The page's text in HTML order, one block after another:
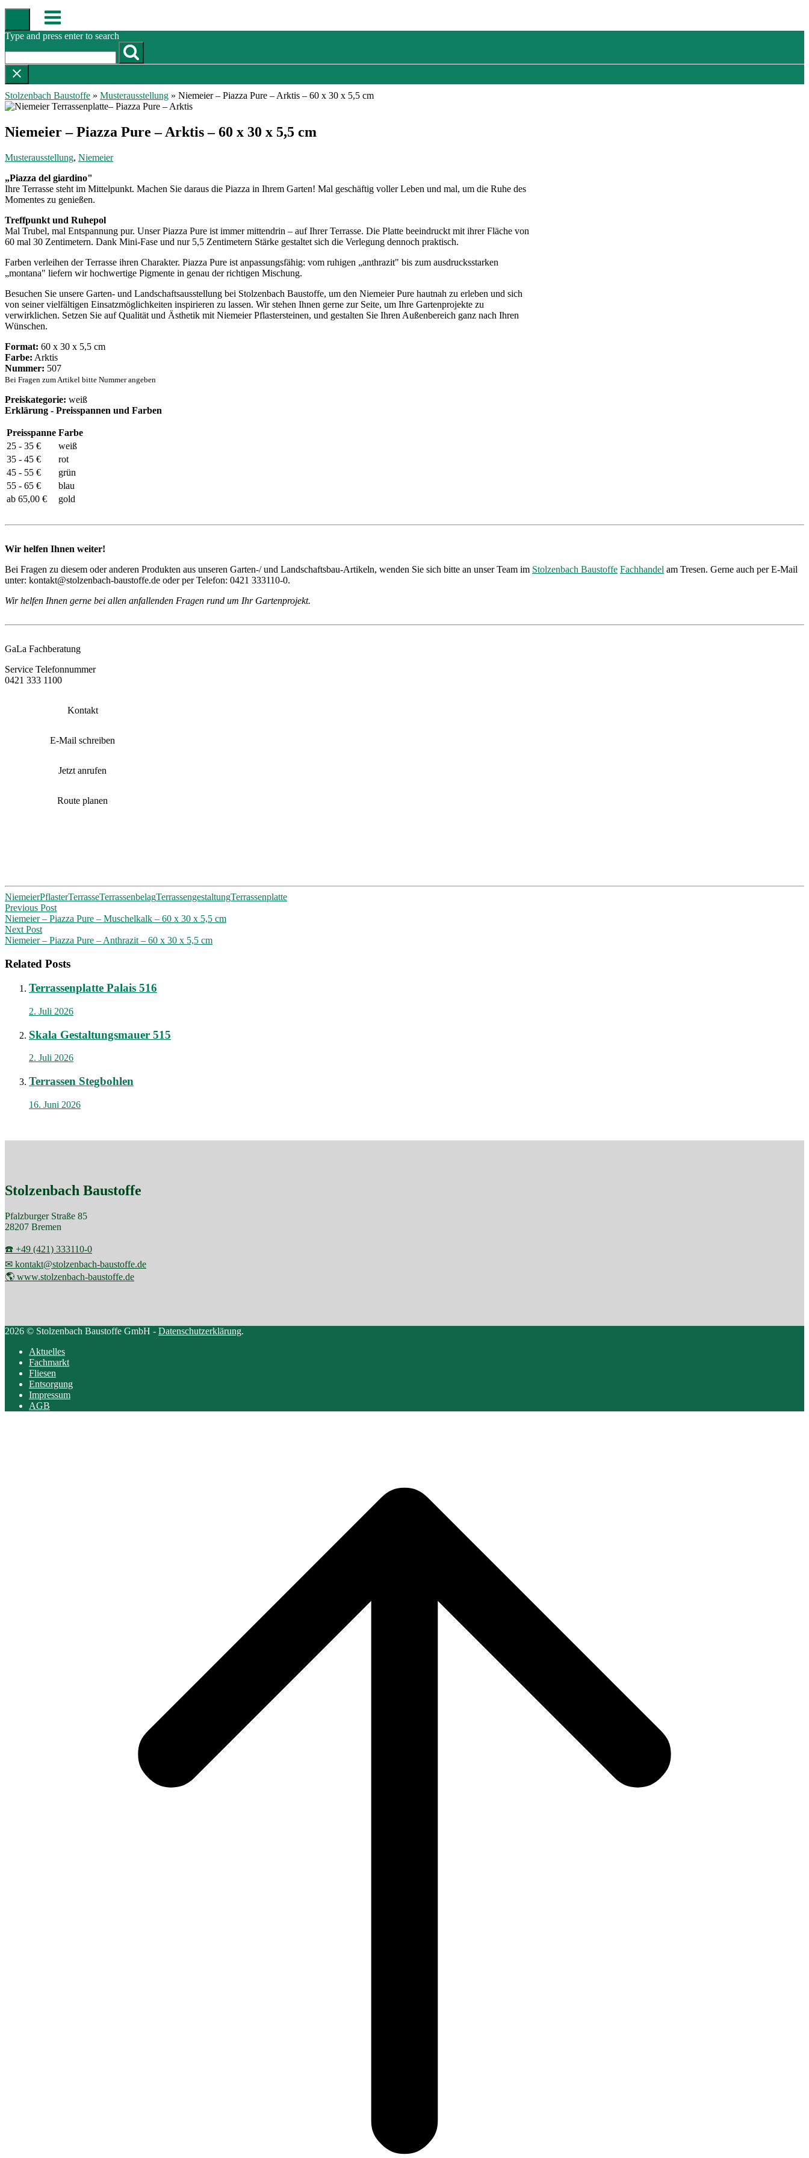
Skip
content
Menu
Type and press enter to search
Stolzenbach Baustoffe » Musterausstellung » Niemeier – Piazza Pure – Arktis – 60 x 30 x 5,5 cm
Niemeier – Piazza Pure – Arktis – 60 x 30 x 5,5 cm
Musterausstellung, Niemeier
„Piazza del giardino"
Ihre Terrasse steht im Mittelpunkt. Machen Sie daraus die Piazza in Ihrem Garten! Mal geschäftig voller Leben und mal, um die Ruhe des
Momentes zu genießen.
Treffpunkt und Ruhepol
Mal Trubel, mal Entspannung pur. Unser Piazza Pure ist immer mittendrin – auf Ihrer Terrasse. Die Platte beeindruckt mit ihrer Fläche von
60 mal 30 Zentimetern. Dank Mini-Fase und nur 5,5 Zentimetern Stärke gestaltet sich die Verlegung dennoch praktisch.
Farben verleihen der Terrasse ihren Charakter. Piazza Pure ist anpassungsfähig: vom ruhigen „anthrazit" bis zum ausdrucksstarken
„montana" liefern wir hochwertige Pigmente in genau der richtigen Mischung.
Besuchen Sie unsere Garten- und Landschaftsausstellung bei Stolzenbach Baustoffe, um den Niemeier Pure hautnah zu erleben und sich
von seiner vielfältigen Einsatzmöglichkeiten inspirieren zu lassen. Wir stehen Ihnen gerne zur Seite, um Ihre Gartenprojekte zu
verwirklichen. Setzen Sie auf Qualität und Ästhetik mit Niemeier Pflastersteinen, und gestalten Sie Ihren Außenbereich ganz nach Ihren
Wünschen.
Format: 60 x 30 x 5,5 cm
Farbe: Arktis
Nummer: 507
Bei Fragen zum Artikel bitte Nummer angeben
Preiskategorie: weiß
Erklärung - Preisspannen und Farben
Preisspanne Farbe
25 - 35 €
weiß
35 - 45 €
rot
45 - 55 €
grün
55 - 65 €
blau
ab 65,00 €
gold
Wir helfen Ihnen weiter!
Bei Fragen zu diesem oder anderen Produkten aus unseren Garten-/ und Landschaftsbau-Artikeln, wenden Sie sich bitte an unser Team im Stolzenbach Baustoffe Fachhandel am Tresen. Gerne auch per E-Mail
unter: kontakt@stolzenbach-baustoffe.de oder per Telefon: 0421 333110-0.
Wir helfen Ihnen gerne bei allen anfallenden Fragen rund um Ihr Gartenprojekt.
GaLa Fachberatung
Service Telefonnummer
0421 333 1100
Kontakt
E-Mail schreiben
Jetzt anrufen
Route planen
NiemeierPflasterTerrasseTerrassenbelagTerrassengestaltungTerrassenplatte
Post
navigation
Previous Post
Niemeier – Piazza Pure – Muschelkalk – 60 x 30 x 5,5 cm
Next Post
Niemeier – Piazza Pure – Anthrazit – 60 x 30 x 5,5 cm
Related Posts
Terrassenplatte Palais 516
2. Juli 2026
Skala Gestaltungsmauer 515
2. Juli 2026
Terrassen Stegbohlen
16. Juni 2026
Stolzenbach Baustoffe
Pfalzburger Straße 85
28207 Bremen
☎️ +49 (421) 333110-0
✉ kontakt@stolzenbach-baustoffe.de
🌎 www.stolzenbach-baustoffe.de
2026 © Stolzenbach Baustoffe GmbH - Datenschutzerklärung.
Aktuelles
Fachmarkt
Fliesen
Entsorgung
Impressum
AGB